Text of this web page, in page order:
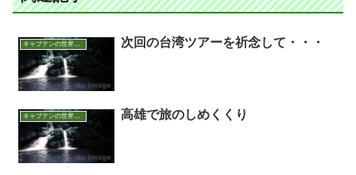
キャプテンの世界アウトドア面白話 次回の台湾ツアーを祈念して・・・
キャプテンの世界アウトドア面白話 高雄で旅のしめくくり